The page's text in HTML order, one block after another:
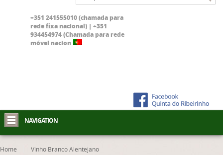
+351 241555010 (chamada para
rede fixa nacional) | +351
934454974 (Chamada para rede
móvel nacional)
NAVIGATION
Home Vinho Branco Alentejano